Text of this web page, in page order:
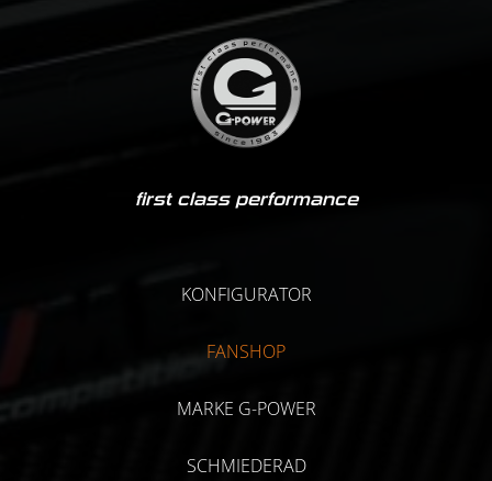
first class performance
KONFIGURATOR
FANSHOP
MARKE G-POWER
SCHMIEDERAD